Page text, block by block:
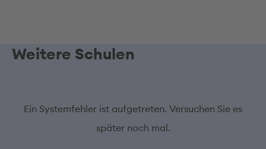
Weitere Schulen
Ein Systemfehler ist aufgetreten. Versuchen Sie es
später noch mal.